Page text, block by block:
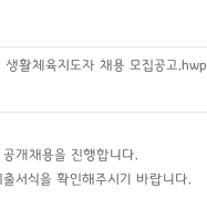
활체육지도자 채용 모집공고.hwp
개채용을 진행합니다.
서식을 확인해주시기 바랍니다.